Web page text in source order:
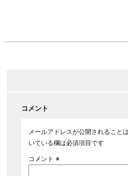
コメント
メールアドレスが公開されること
いている欄は必須項目です
コメント ※